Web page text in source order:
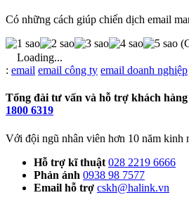
Có những cách giúp chiến dịch email
Loading...
Từ
: email email công ty email doanh nghiệp
Tổng đài tư vấn và hỗ trợ khách
1800 6319
Với đội ngũ nhân viên hơn 10 năm kinh
Hỗ trợ kĩ thuật 028 2219 6666
Phản ánh 0938 98 7577
Email hỗ trợ cskh@halink.vn